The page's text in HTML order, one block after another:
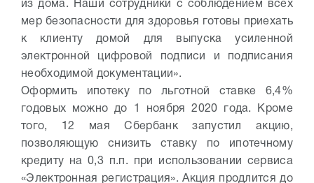
из дома. Наши сотрудники с соблюдением всех
мер безопасности для здоровья готовы приехать
к клиенту домой для выпуска усиленной
электронной цифровой подписи и подписания
необходимой документации».
Оформить ипотеку по льготной ставке 6,4%
годовых можно до 1 ноября 2020 года. Кроме
того, 12 мая Сбербанк запустил акцию,
позволяющую снизить ставку по ипотечному
кредиту на 0,3 п.п. при использовании сервиса
«Электронная регистрация». Акция продлится до